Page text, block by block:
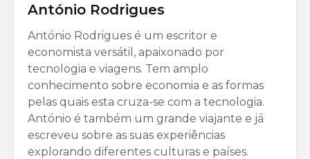
António Rodrigues
António Rodrigues é um escritor e
economista versátil, apaixonado por
tecnologia e viagens. Tem amplo
conhecimento sobre economia e as formas
pelas quais esta cruza-se com a tecnologia.
António é também um grande viajante e já
escreveu sobre as suas experiências
explorando diferentes culturas e países.